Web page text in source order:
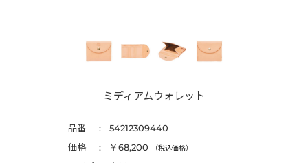
ミディアムウォレット
品番
54212309440
価格
￥68,200 （税込価格）